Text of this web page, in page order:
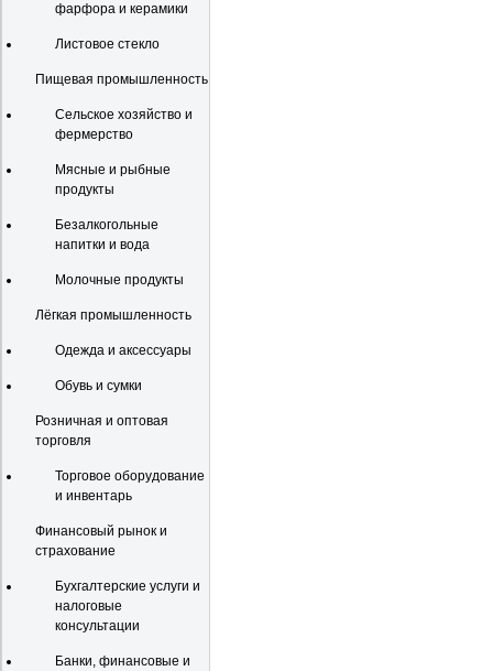
фарфора и керамики
Листовое стекло
Пищевая промышленность
Сельское хозяйство и
фермерство
Мясные и рыбные
продукты
Безалкогольные
напитки и вода
Молочные продукты
Лёгкая промышленность
Одежда и аксессуары
Обувь и сумки
Розничная и оптовая
торговля
Торговое оборудование
и инвентарь
Финансовый рынок и
страхование
Бухгалтерские услуги и
налоговые
консультации
Банки, финансовые и